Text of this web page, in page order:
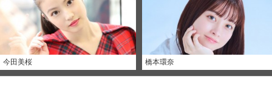
今田美桜 橋本環奈